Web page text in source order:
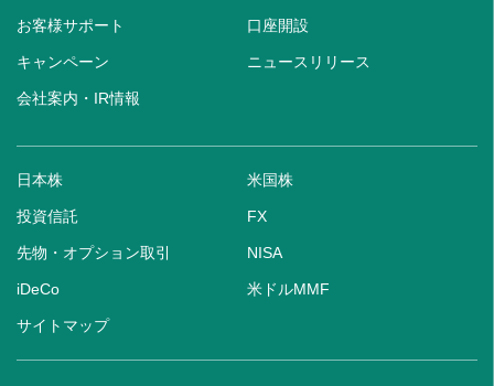
お客様サポート 口座開設
キャンペーン ニュースリリース
会社案内・IR情報
日本株 米国株
投資信託 FX
先物・オプション取引 NISA
iDeCo 米ドルMMF
サイトマップ